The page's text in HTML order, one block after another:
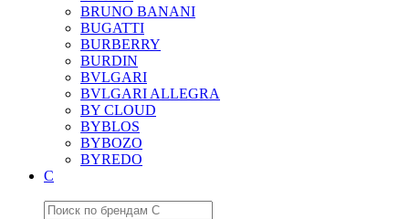
BRUNO BANANI
BUGATTI
BURBERRY
BURDIN
BVLGARI
BVLGARI ALLEGRA
BY CLOUD
BYBLOS
BYBOZO
BYREDO
C